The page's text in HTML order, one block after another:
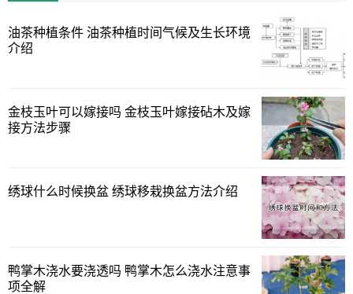
奶油黄桃非常耐干旱和抗贫瘠，用疏松透气的土壤即可。
土壤孔隙大、排水好，更能有利于根系的良好呼吸和生长。
可以用70%的颗粒土，再加入30%的多肉营养土，盆底应铺
光照充足的条件下可以不施肥，适当浇水也可以把叶片养
奶油黄桃的根基部很容易出侧枝，出现群生现象，可以用
油茶种植条件 油茶种植时间气候及生长环境
介绍
金枝玉叶可以嫁接吗 金枝玉叶嫁接砧木及嫁
接方法步骤
绣球什么时候换盆 绣球移栽换盆方法介绍
鸭掌木浇水要浇透吗 鸭掌木怎么浇水注意事
项全解